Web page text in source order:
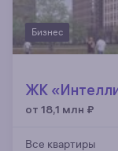
Бизнес
ЖК
от 18,1 млн ₽
Все квартиры